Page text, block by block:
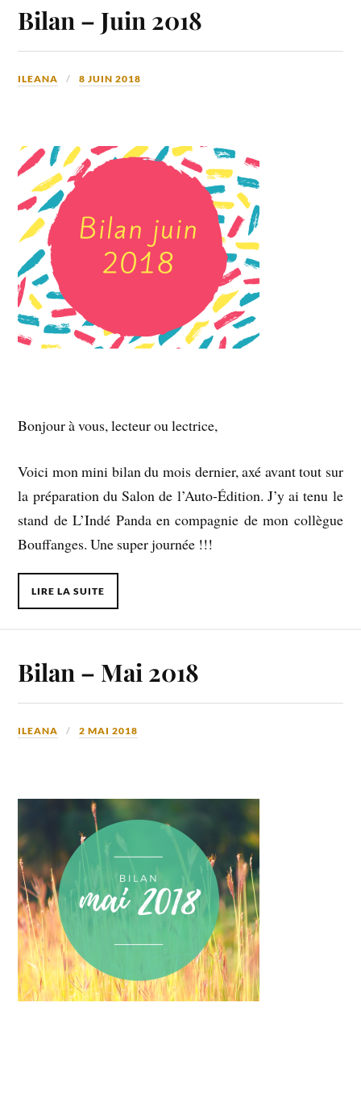
Bilan – Juin 2018
ILEANA 8 JUIN 2018
Bonjour à vous, lecteur ou lectrice,
Voici mon mini bilan du mois dernier, axé avant tout sur
la préparation du Salon de l’Auto-Édition. J’y ai tenu le
stand de L’Indé Panda en compagnie de mon collègue
Bouffanges. Une super journée !!!
LIRE LA SUITE
Bilan – Mai 2018
ILEANA 2 MAI 2018